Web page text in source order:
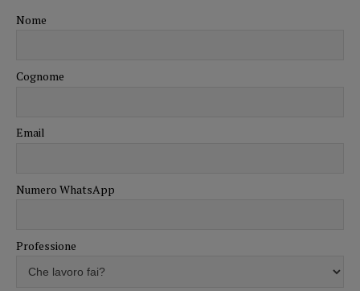
Nome
Cognome
Email
Numero WhatsApp
Professione